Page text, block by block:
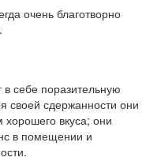
очень благотворно
себе поразительную
своей сдержанности они
вкуса; они
в помещении и